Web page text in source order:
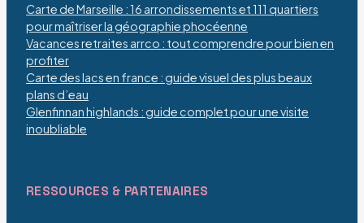
Carte de Marseille : 16 arrondissements et 111 quartiers
pour maîtriser la géographie phocéenne
Vacances retraites arrco : tout comprendre pour bien en
profiter
Carte des lacs en france : guide visuel des plus beaux
plans d’eau
Glenfinnan highlands : guide complet pour une visite
inoubliable
RESSOURCES & PARTENAIRES